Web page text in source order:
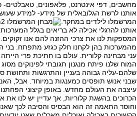
מחשבים, דפי אינטרנט, פלאפונים,
אותנו לרשת הגלובאלית של מידע- למידע
המרשמלו לילדים במחקר.
אותנו להרגלי אכילה לא בריאים בגלל
המספקות לנו את צרכי ההזנה להם אנו זקוקים.
מהמערכות בהן לקחנו חלק כגזע מתפתח. בני
עני מבחינה קלורית. עולם בו חתיכת פרי
המוח שלנו פיתח מנגנון תגובתי לפינוקים
שלהם-עליה גבוהה בעניין והתרגשות ותחושת
שבני אנוש תופסים כמענגות במיוחד. אבל,
עיצבה את העולם מחדש. באופן קיצוני
הכרוכים בהשגת קלוריות, אך עדיין יש לנו את
וחוסר התאמה זה הוא הבסיס והסיבה לכך